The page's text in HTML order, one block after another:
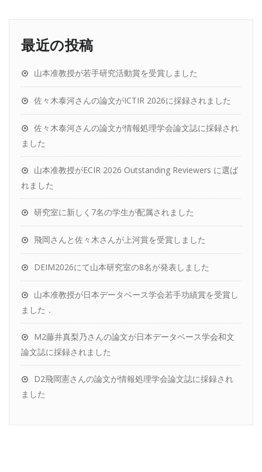
最近の投稿
山本准教授が若手研究活動賞を受賞しました
佐々木泰河さんの論文がICTIR 2026に採録されました
佐々木泰河さんの論文が情報処理学会論文誌に採録され
ました
山本准教授がECIR 2026 Outstanding Reviewers に選ば
れました
研究室に新しく7名の学生が配属されました
飛岡さんと佐々木さんが上河賞を受賞しました
DEIM2026にて山本研究室の8名が発表しました
山本准教授が日本データベース学会若手功績賞を受賞し
ました．
M2藤井真梨乃さんの論文が日本データベース学会和文
論文誌に採録されました
D2飛岡憲さんの論文が情報処理学会論文誌に採録され
ました